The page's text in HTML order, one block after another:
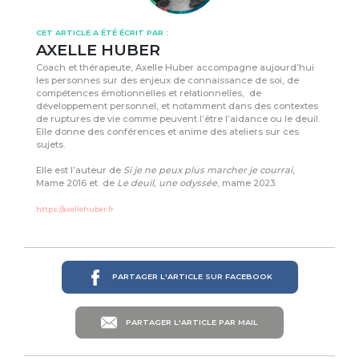
CET ARTICLE A ÉTÉ ÉCRIT PAR :
AXELLE HUBER
Coach et thérapeute, Axelle Huber accompagne aujourd’hui
les personnes sur des enjeux de connaissance de soi, de
compétences émotionnelles et relationnelles, de
développement personnel, et notamment dans des contextes
de ruptures de vie comme peuvent l’être l’aidance ou le deuil.
Elle donne des conférences et anime des ateliers sur ces
sujets.
Elle est l’auteur de Si je ne peux plus marcher je courrai,
Mame 2016 et de Le deuil, une odyssée, mame 2023.
https://axellehuber.fr
PARTAGER L'ARTICLE SUR FACEBOOK
PARTAGER L'ARTICLE PAR MAIL